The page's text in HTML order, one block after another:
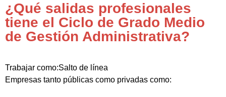
¿Qué salidas profesionales
tiene el Ciclo de Grado Medio
de Gestión Administrativa?
Trabajar como:Salto de línea
Empresas tanto públicas como privadas como: